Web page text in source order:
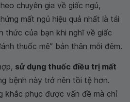
chuyên gia về giấc ngủ,
mất ngủ hiệu quả nhất là tái
thức của bạn khi nghĩ về giấc
thuốc mê” bản thân mỗi đêm.
sử dụng thuốc điều trị mất
bệnh này trở nên tồi tệ hơn.
khắc phục được vấn đề mà chỉ